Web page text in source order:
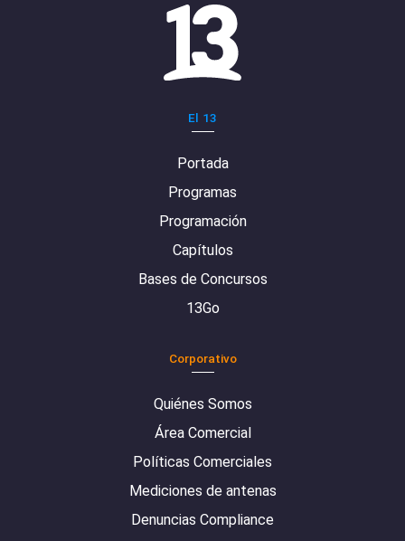
El 13
Portada
Programas
Programación
Capítulos
Bases de Concursos
13Go
Corporativo
Quiénes Somos
Área Comercial
Políticas Comerciales
Mediciones de antenas
Denuncias Compliance